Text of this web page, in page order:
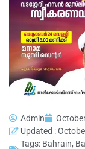
Admin
Updated :
Tags: Bahrain,